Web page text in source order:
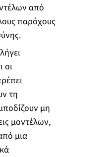
από
παρόχους
οι
τη
μη
μοντέλων,
μια